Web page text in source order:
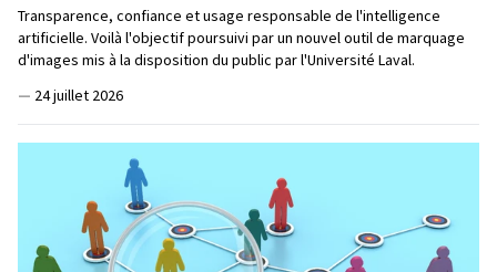
Transparence, confiance et usage responsable de l'intelligence
artificielle. Voilà l'objectif poursuivi par un nouvel outil de marquage
d'images mis à la disposition du public par l'Université Laval.
— 24 juillet 2026